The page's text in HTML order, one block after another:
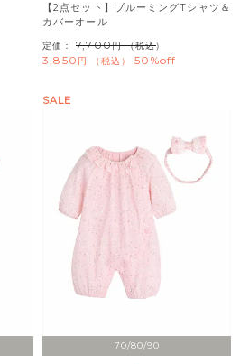
【2点セット】ブルーミングTシャツ＆
カバーオール
定価： 7,700 （税込）
3,850 税込 50%off
70/80/90
SALE